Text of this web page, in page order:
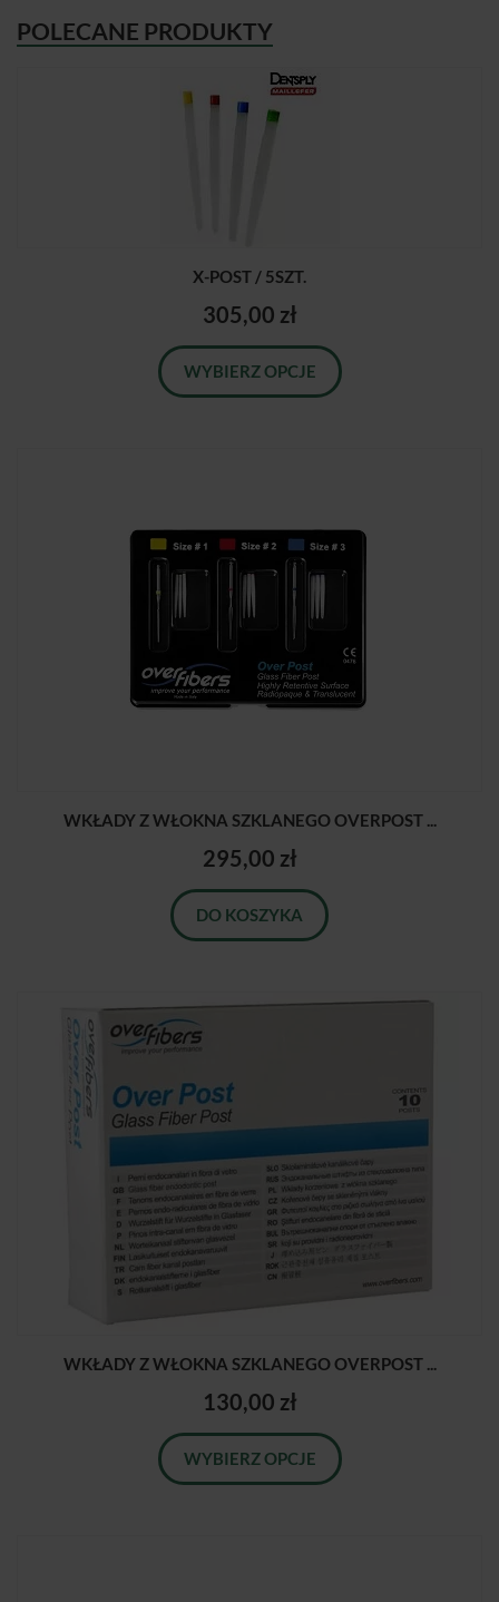
POLECANE PRODUKTY
X-POST / 5SZT.
305,00 zł
WYBIERZ OPCJE
WKŁADY Z WŁOKNA SZKLANEGO OVERPOST ...
295,00 zł
DO KOSZYKA
WKŁADY Z WŁOKNA SZKLANEGO OVERPOST ...
130,00 zł
WYBIERZ OPCJE